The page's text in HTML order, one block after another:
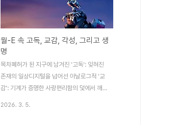
짝으로 지냈던 나영(노라)과 해성이 12년이
라는 시간적 간격을 두고 두 번의 재회를 거
치며 겪는 미묘한 감정의 파동을 섬세하게 포
착합니다. 한국의 고유한 개념인 '인연(因
緣)'을 서구적인 시각에서 해체하고 다시 조
립하며, 영화는 관객들에게..
월-E 속 고독, 교감, 각성, 그리고 생
명
목차폐허가 된 지구에 남겨진 '고독': 잊혀진
존재의 일상디지털을 넘어선 아날로그적 '교
감': 기계가 증명한 사랑편리함의 덫에서 깨
2026. 3. 5.